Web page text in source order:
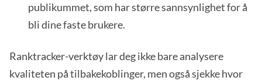
publikummet, som har større sannsynlighet for å
bli dine faste brukere.
Ranktracker-verktøy lar deg ikke bare analysere
kvaliteten på tilbakekoblinger, men også sjekke hvor